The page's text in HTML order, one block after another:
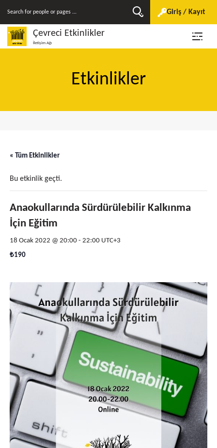
Giriş / Kayıt
Çevreci Etkinlikler
İletişim Ağı
Etkinlikler
« Tüm Etkinlikler
Bu etkinlik geçti.
Anaokullarında Sürdürülebilir Kalkınma
İçin Eğitim
18 Ocak 2022 @ 20:00 - 22:00 UTC+3
₺190